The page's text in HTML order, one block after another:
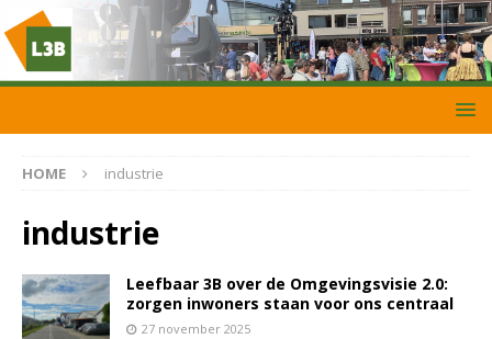
HOME industrie
industrie
Leefbaar 3B over de Omgevingsvisie 2.0:
zorgen inwoners staan voor ons centraal
27 november 2025